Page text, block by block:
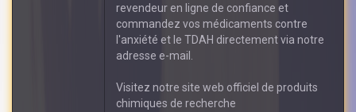
revendeur en ligne de confiance et
commandez vos médicaments contre
l'anxiété et le TDAH directement via notre
adresse e-mail.
Visitez notre site web officiel de produits
chimiques de recherche